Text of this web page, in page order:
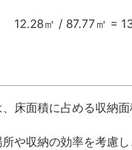
㎡ / 87.77㎡ =
床面積に占める収納面
や収納の効率を考慮